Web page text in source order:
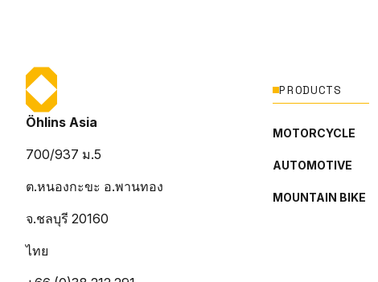
Öhlins Asia
700/937 ม.5
ต.หนองกะขะ อ.พานทอง
จ.ชลบุรี 20160
ไทย
PRODUCTS
MOTORCYCLE
AUTOMOTIVE
MOUNTAIN BIKE